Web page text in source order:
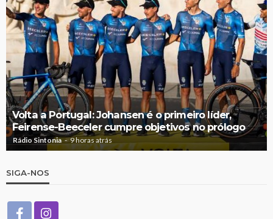
Volta a Portugal: Johansen é o primeiro líder,
Feirense-Beeceler cumpre objetivos no prólogo
Rádio Sintonia 9 horas atrás
SIGA-NOS